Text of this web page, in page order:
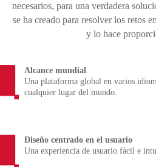
necesarios, para una verdadera
se ha creado para resolver los retos
y lo hace
Alcance mundial
Una plataforma global en varios
cualquier lugar del mundo.
Diseño centrado en el usuario
Una experiencia de usuario fácil e